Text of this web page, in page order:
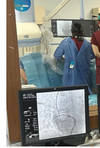
Turizm
VAN'DA SPOR
Vasıta
YAŞAM
YEREL